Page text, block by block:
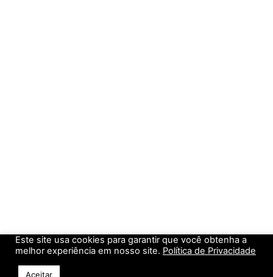
Este site usa cookies para garantir que você obtenha a
melhor experiência em nosso site. Política de Privacidade
Aceitar